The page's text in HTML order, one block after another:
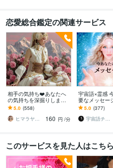
恋愛総合鑑定の関連サービス
相手の気持ち❤️あなたへ
の気持ちを深掘りします
霊感タロットとチャネリ
ングでお相手様の本音を
深く読み取ります
5.0 (558)
ヒマラヤ霊感ヒーラー☆咲希（saki）
160 円 /分
宇宙語×霊感
要なメッセー
す 恋愛/人間関
次元・霊感・
現実が動く鑑定
5.0 (377)
宇宙語チャネラー＊アルシオーネ
このサービスを見た人はこち